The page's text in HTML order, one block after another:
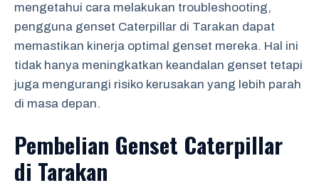
mengetahui cara melakukan troubleshooting,
pengguna genset Caterpillar di Tarakan dapat
memastikan kinerja optimal genset mereka. Hal ini
tidak hanya meningkatkan keandalan genset tetapi
juga mengurangi risiko kerusakan yang lebih parah
di masa depan.
Pembelian Genset Caterpillar
di Tarakan